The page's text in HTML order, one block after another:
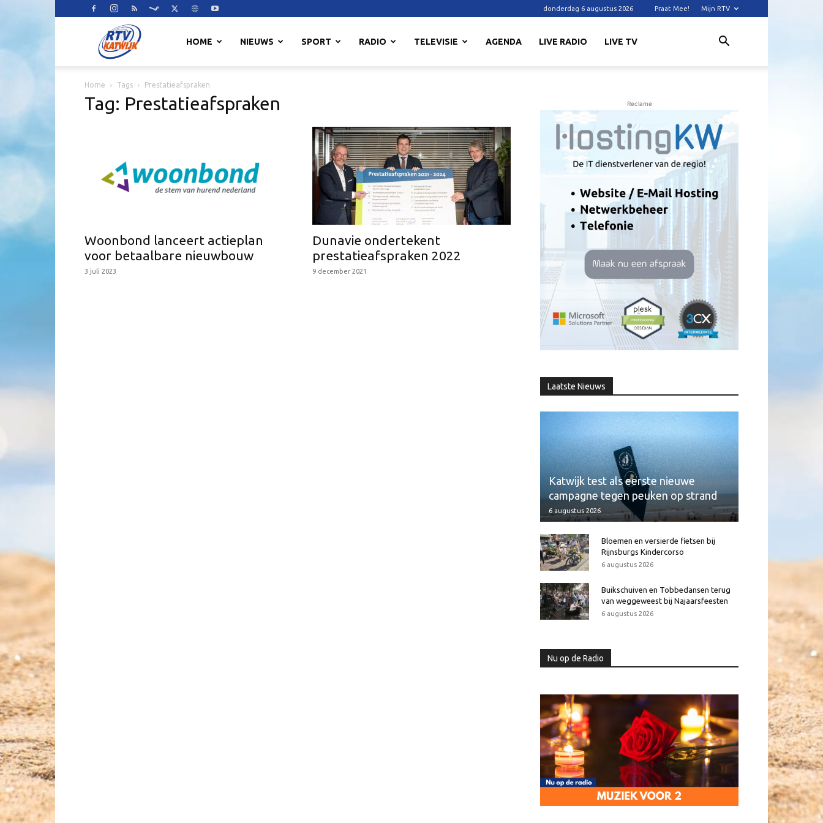
donderdag 6 augustus 2026 Praat Mee! Mijn RTV
Katwijk
HOME NIEUWS SPORT RADIO TELEVISIE AGENDA LIVE RADIO LIVE TV
Home Tags Prestatieafspraken
Tag: Prestatieafspraken
Woonbond lanceert actieplan
voor betaalbare nieuwbouw
3 juli 2023
Dunavie ondertekent
prestatieafspraken 2022
9 december 2021
Reclame
Laatste Nieuws
Katwijk test als eerste nieuwe
campagne tegen peuken op strand
6 augustus 2026
Bloemen en versierde fietsen bij
Rijnsburgs Kindercorso
6 augustus 2026
Buikschuiven en Tobbedansen terug
van weggeweest bij Najaarsfeesten
6 augustus 2026
Nu op de Radio